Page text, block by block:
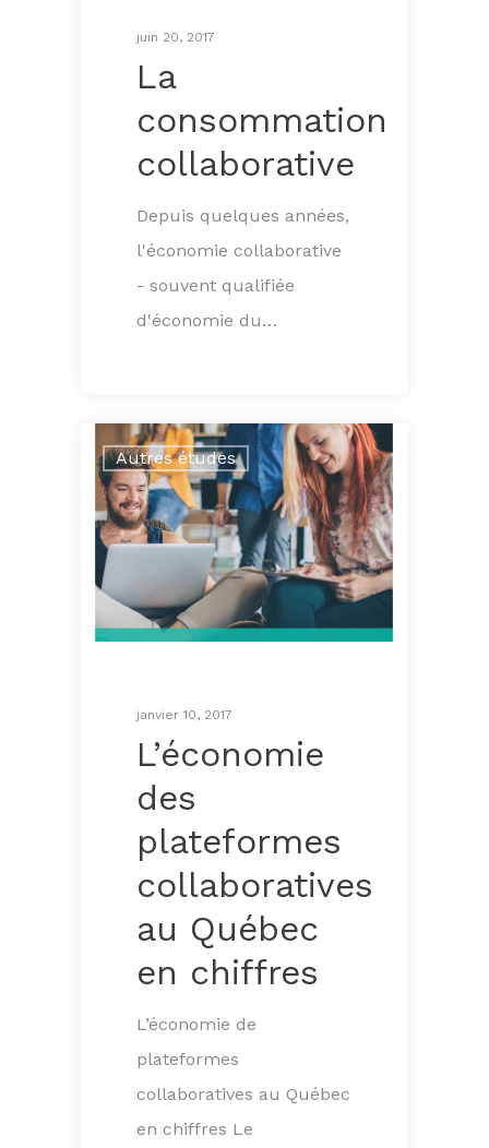
juin 20, 2017
La
consommation
collaborative
Depuis quelques années,
l'économie collaborative
- souvent qualifiée
d'économie du…
Autres études
janvier 10, 2017
L’économie
des
plateformes
collaboratives
au Québec
en chiffres
L’économie de
plateformes
collaboratives au Québec
en chiffres Le